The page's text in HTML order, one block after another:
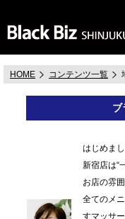
HOME コンテンツ一覧
ブ
はじめま
新宿店は“
お店の雰
全てのメ
すマッサ